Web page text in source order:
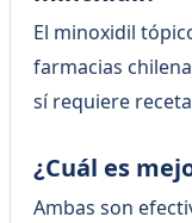
El minoxidil
farmacias
sí requiere
¿Cuál es
Ambas son